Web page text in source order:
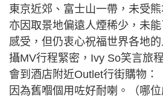
東京近郊、富士山一帶，未受
亦因取景地偏遠人煙稀少，未
感受，但仍衷心祝福世界各地
攝MV行程緊密，Ivy So笑言旅
會到酒店附近Outlet行街購物：
因為舊嗰個用咗好耐喇。（哪位